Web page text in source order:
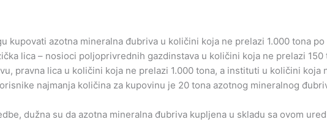
kupovati azotna mineralna đubriva u količini koja ne prelazi 1.000 tona po
lica – nosioci poljoprivrednih gazdinstava u količini koja ne prelazi 150
pravna lica u količini koja ne prelazi 1.000 tona, a instituti u količini koja
najmanja količina za kupovinu je 20 tona azotnog mineralnog
dužna su da azotna mineralna đubriva kupljena u skladu sa ovom